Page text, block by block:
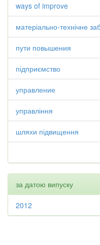
ways of improve
матеріально-технічне
пути повышения
підприємство
управление
управління
шляхи підвищення
за датою випуску
2012